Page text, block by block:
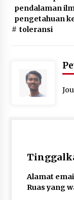
pendalaman
pengetahuan
# toleransi
Alamat
Ruas yang